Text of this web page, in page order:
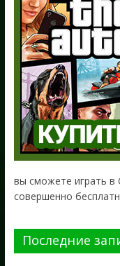
вы сможете играть в
совершенно
Последние